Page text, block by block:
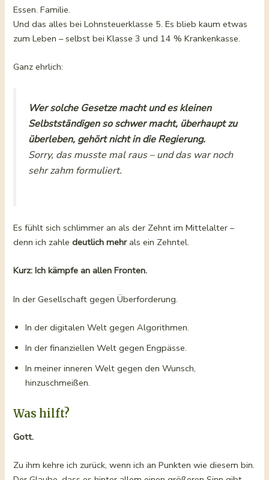
Essen. Familie.
Und das alles bei Lohnsteuerklasse 5. Es blieb kaum etwas
zum Leben – selbst bei Klasse 3 und 14 % Krankenkasse.
Ganz ehrlich:
Wer solche Gesetze macht und es kleinen
Selbstständigen so schwer macht, überhaupt zu
überleben, gehört nicht in die Regierung.
Sorry, das musste mal raus – und das war noch
sehrzahm formuliert.
Es fühlt sich schlimmer an als der Zehnt im Mittelalter –
denn ich zahledeutlich mehrals ein Zehntel.
Kurz: Ich kämpfe an allen Fronten.
In der Gesellschaft gegen Überforderung.
In der digitalen Welt gegen Algorithmen.
In der finanziellen Welt gegen Engpässe.
In meiner inneren Welt gegen den Wunsch,
hinzuschmeißen.
Was hilft?
Gott.
Zu ihm kehre ich zurück, wenn ich an Punkten wie diesem bin.